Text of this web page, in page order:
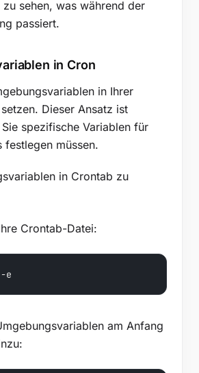
zu sehen, was während der
passiert.
in Cron
in Ihrer
Dieser Ansatz ist
spezifische Variablen für
festlegen müssen.
in Crontab zu
Crontab-Datei:
-e
am Anfang